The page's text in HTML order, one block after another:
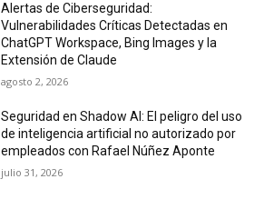
Alertas de Ciberseguridad:
Vulnerabilidades Críticas Detectadas en
ChatGPT Workspace, Bing Images y la
Extensión de Claude
agosto 2, 2026
Seguridad en Shadow AI: El peligro del uso
de inteligencia artificial no autorizado por
empleados con Rafael Núñez Aponte
julio 31, 2026